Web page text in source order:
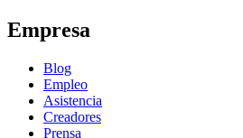
Empresa
Blog
Empleo
Asistencia
Creadores
Prensa